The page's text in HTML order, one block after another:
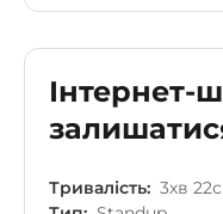
Інтернет-
Тривалість: 3хв 22с